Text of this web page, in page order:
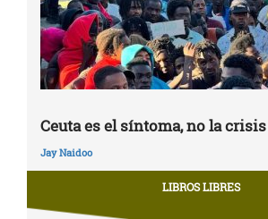
Ceuta es el síntoma, no la crisis
Jay Naidoo
LIBROS LIBRES